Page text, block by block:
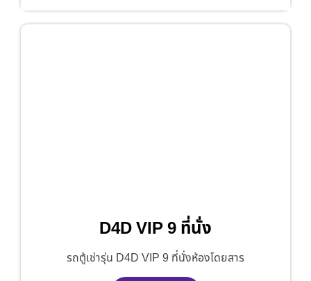
D4D VIP 9 ที่นั่ง
รถตู้เช่ารุ่น D4D VIP 9 ที่นั่งห้องโดยสาร